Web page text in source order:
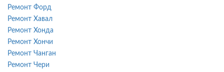
Ремонт Форд
Ремонт Хавал
Ремонт Хонда
Ремонт Хончи
Ремонт Чанган
Ремонт Чери